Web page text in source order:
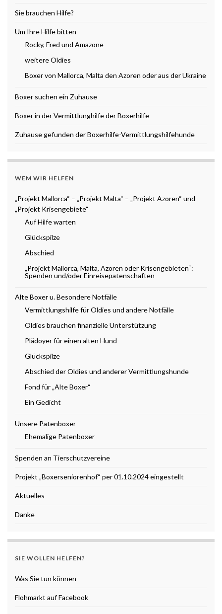
Sie brauchen Hilfe?
Um Ihre Hilfe bitten
Rocky, Fred und Amazone
weitere Oldies
Boxer von Mallorca, Malta den Azoren oder aus der Ukraine
Boxer suchen ein Zuhause
Boxer in der Vermittlunghilfe der Boxerhilfe
Zuhause gefunden der Boxerhilfe-Vermittlungshilfehunde
WEM WIR HELFEN
„Projekt Mallorca“ – „Projekt Malta“ – „Projekt Azoren“ und
„Projekt Krisengebiete“
Auf Hilfe warten
Glückspilze
Abschied
„Projekt Mallorca, Malta, Azoren oder Krisengebieten“:
Spenden und/oder Einreisepatenschaften
Alte Boxer u. Besondere Notfälle
Vermittlungshilfe für Oldies und andere Notfälle
Oldies brauchen finanzielle Unterstützung
Plädoyer für einen alten Hund
Glückspilze
Abschied der Oldies und anderer Vermittlungshunde
Fond für „Alte Boxer“
Ein Gedicht
Unsere Patenboxer
Ehemalige Patenboxer
Spenden an Tierschutzvereine
Projekt „Boxerseniorenhof“ per 01.10.2024 eingestellt
Aktuelles
Danke
SIE WOLLEN HELFEN?
Was Sie tun können
Flohmarkt auf Facebook